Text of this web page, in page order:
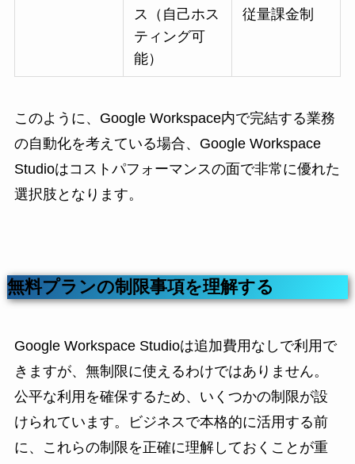
ス（自己ホス
ティング可
能）
従量課金制
このように、Google Workspace内で完結する業務
の自動化を考えている場合、Google Workspace
Studioはコストパフォーマンスの面で非常に優れた
選択肢となります。
無料プランの制限事項を理解する
Google Workspace Studioは追加費用なしで利用で
きますが、無制限に使えるわけではありません。
公平な利用を確保するため、いくつかの制限が設
けられています。ビジネスで本格的に活用する前
に、これらの制限を正確に理解しておくことが重